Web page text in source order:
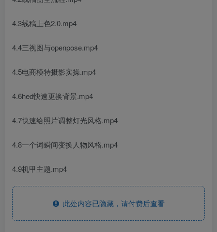
4.3线稿上色2.0.mp4
4.4三视图与openpose.mp4
4.5电商模特摄影实操.mp4
4.6hed快速更换背景.mp4
4.7快速给照片调整灯光风格.mp4
4.8一个词瞬间变换人物风格.mp4
4.9机甲主题.mp4
此处内容已隐藏，请付费后查看